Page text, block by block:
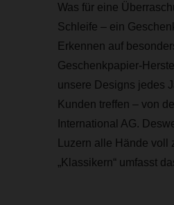
Was für eine
Schleife – ein
Erkennen auf
Geschenkpapier-
unsere Designs jedes
Kunden treffen – von
International AG.
Luzern alle Hände
„Klassikern“ umfasst